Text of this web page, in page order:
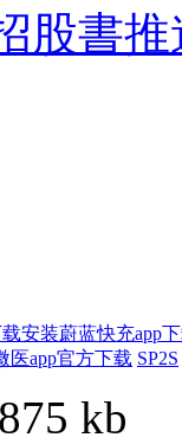
股書
安装蔚蓝快充app
医app官方下载 SP2S
kb